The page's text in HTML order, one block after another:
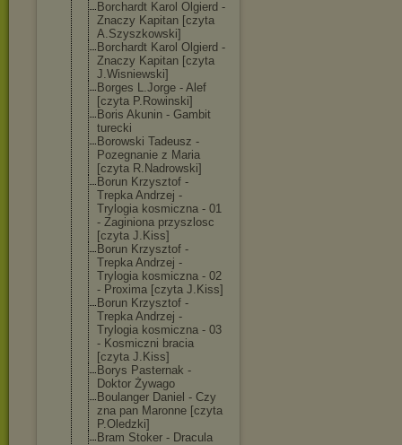
Borchardt Karol Olgierd -
Znaczy Kapitan [czyta
A.Szyszkowski]
Borchardt Karol Olgierd -
Znaczy Kapitan [czyta
J.Wisniewski]
Borges L.Jorge - Alef
[czyta P.Rowinski]
Boris Akunin - Gambit
turecki
Borowski Tadeusz -
Pozegnanie z Maria
[czyta R.Nadrowski]
Borun Krzysztof -
Trepka Andrzej -
Trylogia kosmiczna - 01
- Zaginiona przyszlosc
[czyta J.Kiss]
Borun Krzysztof -
Trepka Andrzej -
Trylogia kosmiczna - 02
- Proxima [czyta J.Kiss]
Borun Krzysztof -
Trepka Andrzej -
Trylogia kosmiczna - 03
- Kosmiczni bracia
[czyta J.Kiss]
Borys Pasternak -
Doktor Żywago
Boulanger Daniel - Czy
zna pan Maronne [czyta
P.Oledzki]
Bram Stoker - Dracula